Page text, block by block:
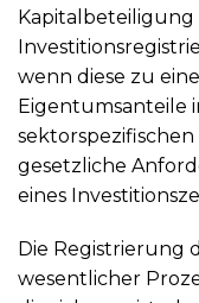
Kapitalbeteiligung
wenn diese zu
Eigentumsanteile
gesetzliche
eines
Die Registrierung
wesentlicher